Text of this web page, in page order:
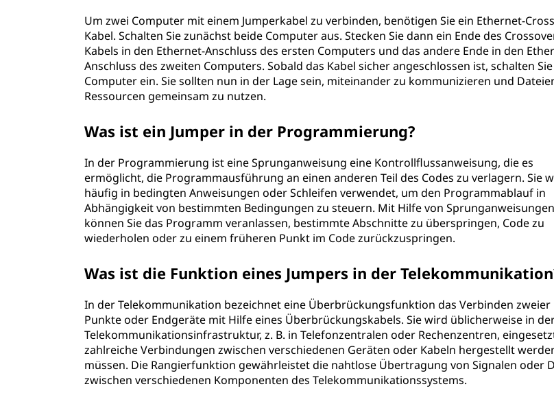
Um zwei Computer mit einem Jumperkabel zu verbinden, benötigen Sie ein Ethernet-
Kabel. Schalten Sie zunächst beide Computer aus. Stecken Sie dann ein Ende des
Kabels in den Ethernet-Anschluss des ersten Computers und das andere Ende in den
Anschluss des zweiten Computers. Sobald das Kabel sicher angeschlossen ist, schalten
Computer ein. Sie sollten nun in der Lage sein, miteinander zu kommunizieren und
Ressourcen gemeinsam zu nutzen.
Was ist ein Jumper in der Programmierung?
In der Programmierung ist eine Sprunganweisung eine Kontrollflussanweisung, die es
ermöglicht, die Programmausführung an einen anderen Teil des Codes zu verlagern. Sie
häufig in bedingten Anweisungen oder Schleifen verwendet, um den Programmablauf in
Abhängigkeit von bestimmten Bedingungen zu steuern. Mit Hilfe von Sprunganweisungen
können Sie das Programm veranlassen, bestimmte Abschnitte zu überspringen, Code zu
wiederholen oder zu einem früheren Punkt im Code zurückzuspringen.
Was ist die Funktion eines Jumpers in der
In der Telekommunikation bezeichnet eine Überbrückungsfunktion das Verbinden zweier
Punkte oder Endgeräte mit Hilfe eines Überbrückungskabels. Sie wird üblicherweise in
Telekommunikationsinfrastruktur, z. B. in Telefonzentralen oder Rechenzentren,
zahlreiche Verbindungen zwischen verschiedenen Geräten oder Kabeln hergestellt
müssen. Die Rangierfunktion gewährleistet die nahtlose Übertragung von Signalen oder
zwischen verschiedenen Komponenten des Telekommunikationssystems.